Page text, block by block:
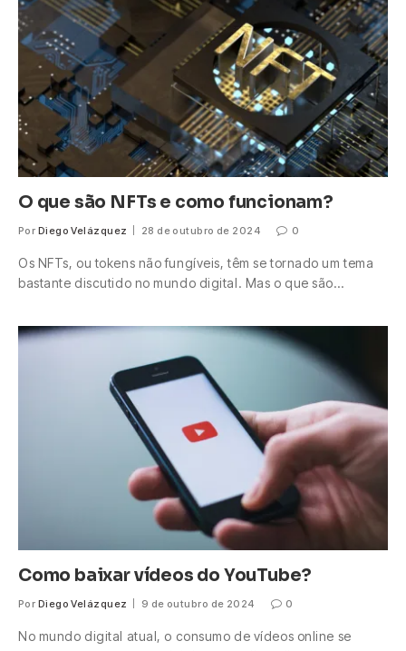
O que são NFTs e como funcionam?
Por Diego Velázquez 28 de outubro de 2024 0
Os NFTs, ou tokens não fungíveis, têm se tornado um tema
bastante discutido no mundo digital. Mas o que são…
Como baixar vídeos do YouTube?
Por Diego Velázquez 9 de outubro de 2024 0
No mundo digital atual, o consumo de vídeos online se